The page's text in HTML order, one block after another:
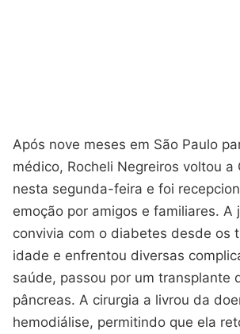
Após nove meses em São Paulo
médico, Rocheli Negreiros voltou a
nesta segunda-feira e foi
emoção por amigos e familiares. A
convivia com o diabetes desde os
idade e enfrentou diversas
saúde, passou por um transplante
pâncreas. A cirurgia a livrou da
hemodiálise, permitindo que ela